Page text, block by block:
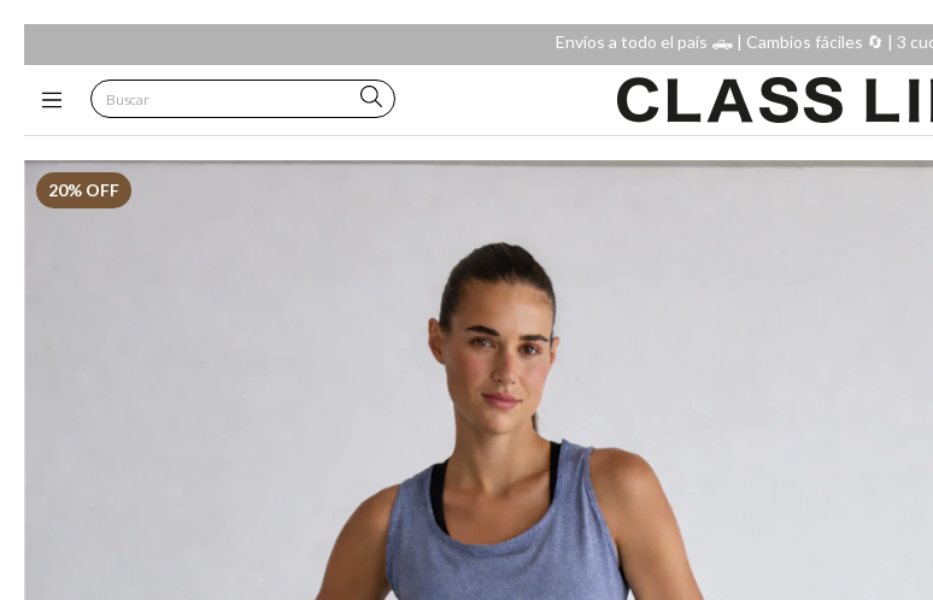
Envíos a todo el país 🛻 | Cambios fáciles 🔄️ | 3
20% OFF